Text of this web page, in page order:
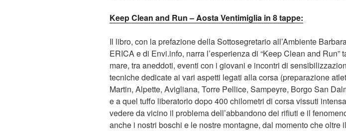
Keep Clean and Run – Aosta Ventimiglia in 8 tappe:
Il libro, con la prefazione della Sottosegretario all’Ambiente
ERICA e di Envi.info, narra l’esperienza di “Keep Clean and
mare, tra aneddoti, eventi con i giovani e incontri di
tecniche dedicate ai vari aspetti legati alla corsa (preparazione
Martin, Alpette, Avigliana, Torre Pellice, Sampeyre, Borgo San
e a quel tuffo liberatorio dopo 400 chilometri di corsa vissuti
vedere da vicino il problema dell’abbandono dei rifiuti e il
anche i nostri boschi e le nostre montagne, dal momento che